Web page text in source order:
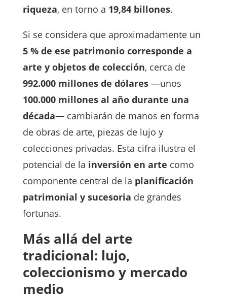
riqueza, en torno a 19,84 billones.
Si se considera que aproximadamente un
5 % de ese patrimonio corresponde a
arte y objetos de colección, cerca de
992.000 millones de dólares—unos
100.000 millones al año durante una
década— cambiarán de manos en forma
de obras de arte, piezas de lujo y
colecciones privadas. Esta cifra ilustra el
potencial de la inversión en arte como
componente central de la planificación
patrimonial y sucesoria de grandes
fortunas.
Más allá del arte
tradicional: lujo,
coleccionismo y mercado
medio